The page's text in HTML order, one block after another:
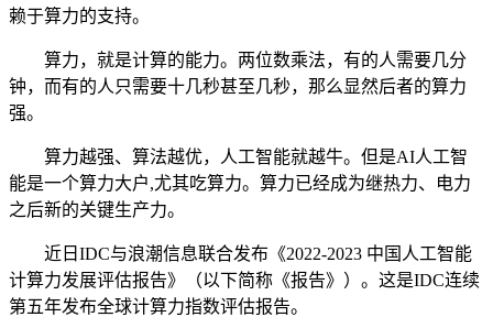
赖于算力的支持。
算力，就是计算的能力。两位数乘法，有的人需要几分
钟，而有的人只需要十几秒甚至几秒，那么显然后者的算力
强。
算力越强、算法越优，人工智能就越牛。但是AI人工智
能是一个算力大户,尤其吃算力。算力已经成为继热力、电力
之后新的关键生产力。
近日IDC与浪潮信息联合发布《2022-2023 中国人工智能
计算力发展评估报告》（以下简称《报告》）。这是IDC连续
第五年发布全球计算力指数评估报告。